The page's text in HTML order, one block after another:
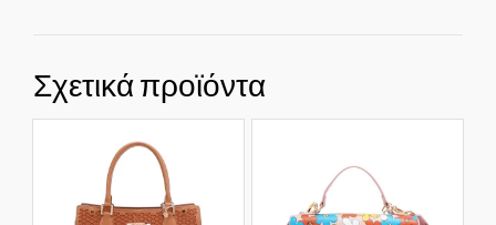
Σχετικά προϊόντα